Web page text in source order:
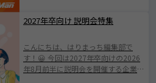
1924年の創業以来、100年にわたり
地域とともに歩んできた歴史ある企
として知られる三木市に根ざした会
社で伝統を守りながらも、 新たな価
値創出に挑戦されている企業です
2027年卒向け 説明会特集
こんにちは、はりまっち編集部で
す！😀 今回は2027年卒向けの2026
年8月前半に説明会を開催する企業を